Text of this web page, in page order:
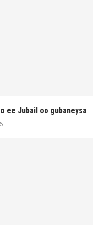
ee Jubail oo gubaneysa